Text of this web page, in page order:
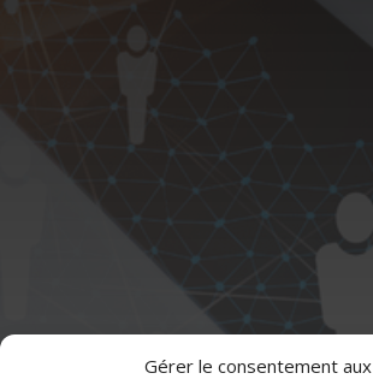
Gérer le consentement aux